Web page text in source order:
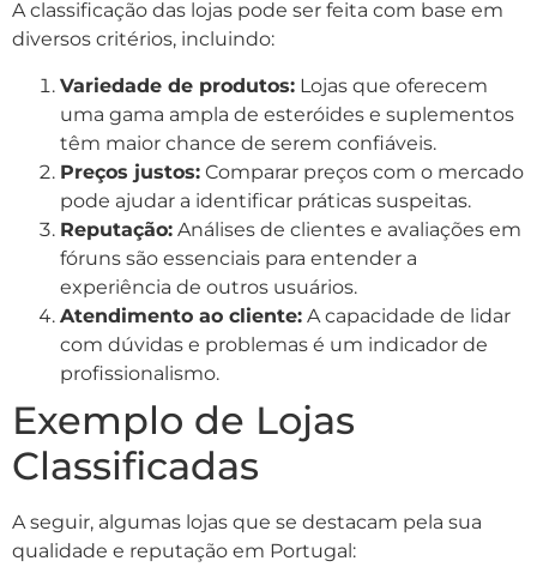
A classificação das lojas pode ser feita com base em
diversos critérios, incluindo:
Variedade de produtos: Lojas que oferecem
uma gama ampla de esteróides e suplementos
têm maior chance de serem confiáveis.
Preços justos: Comparar preços com o mercado
pode ajudar a identificar práticas suspeitas.
Reputação: Análises de clientes e avaliações em
fóruns são essenciais para entender a
experiência de outros usuários.
Atendimento ao cliente: A capacidade de lidar
com dúvidas e problemas é um indicador de
profissionalismo.
Exemplo de Lojas
Classificadas
A seguir, algumas lojas que se destacam pela sua
qualidade e reputação em Portugal: